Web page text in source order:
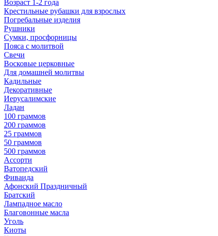
Возраст 1-2 года
Крестильные рубашки для взрослых
Погребальные изделия
Рушники
Сумки, просфорницы
Пояса с молитвой
Свечи
Восковые церковные
Для домашней молитвы
Кадильные
Декоративные
Иерусалимские
Ладан
100 граммов
200 граммов
25 граммов
50 граммов
500 граммов
Ассорти
Ватопедский
Фиваида
Афонский Праздничный
Братский
Лампадное масло
Благовонные масла
Уголь
Киоты